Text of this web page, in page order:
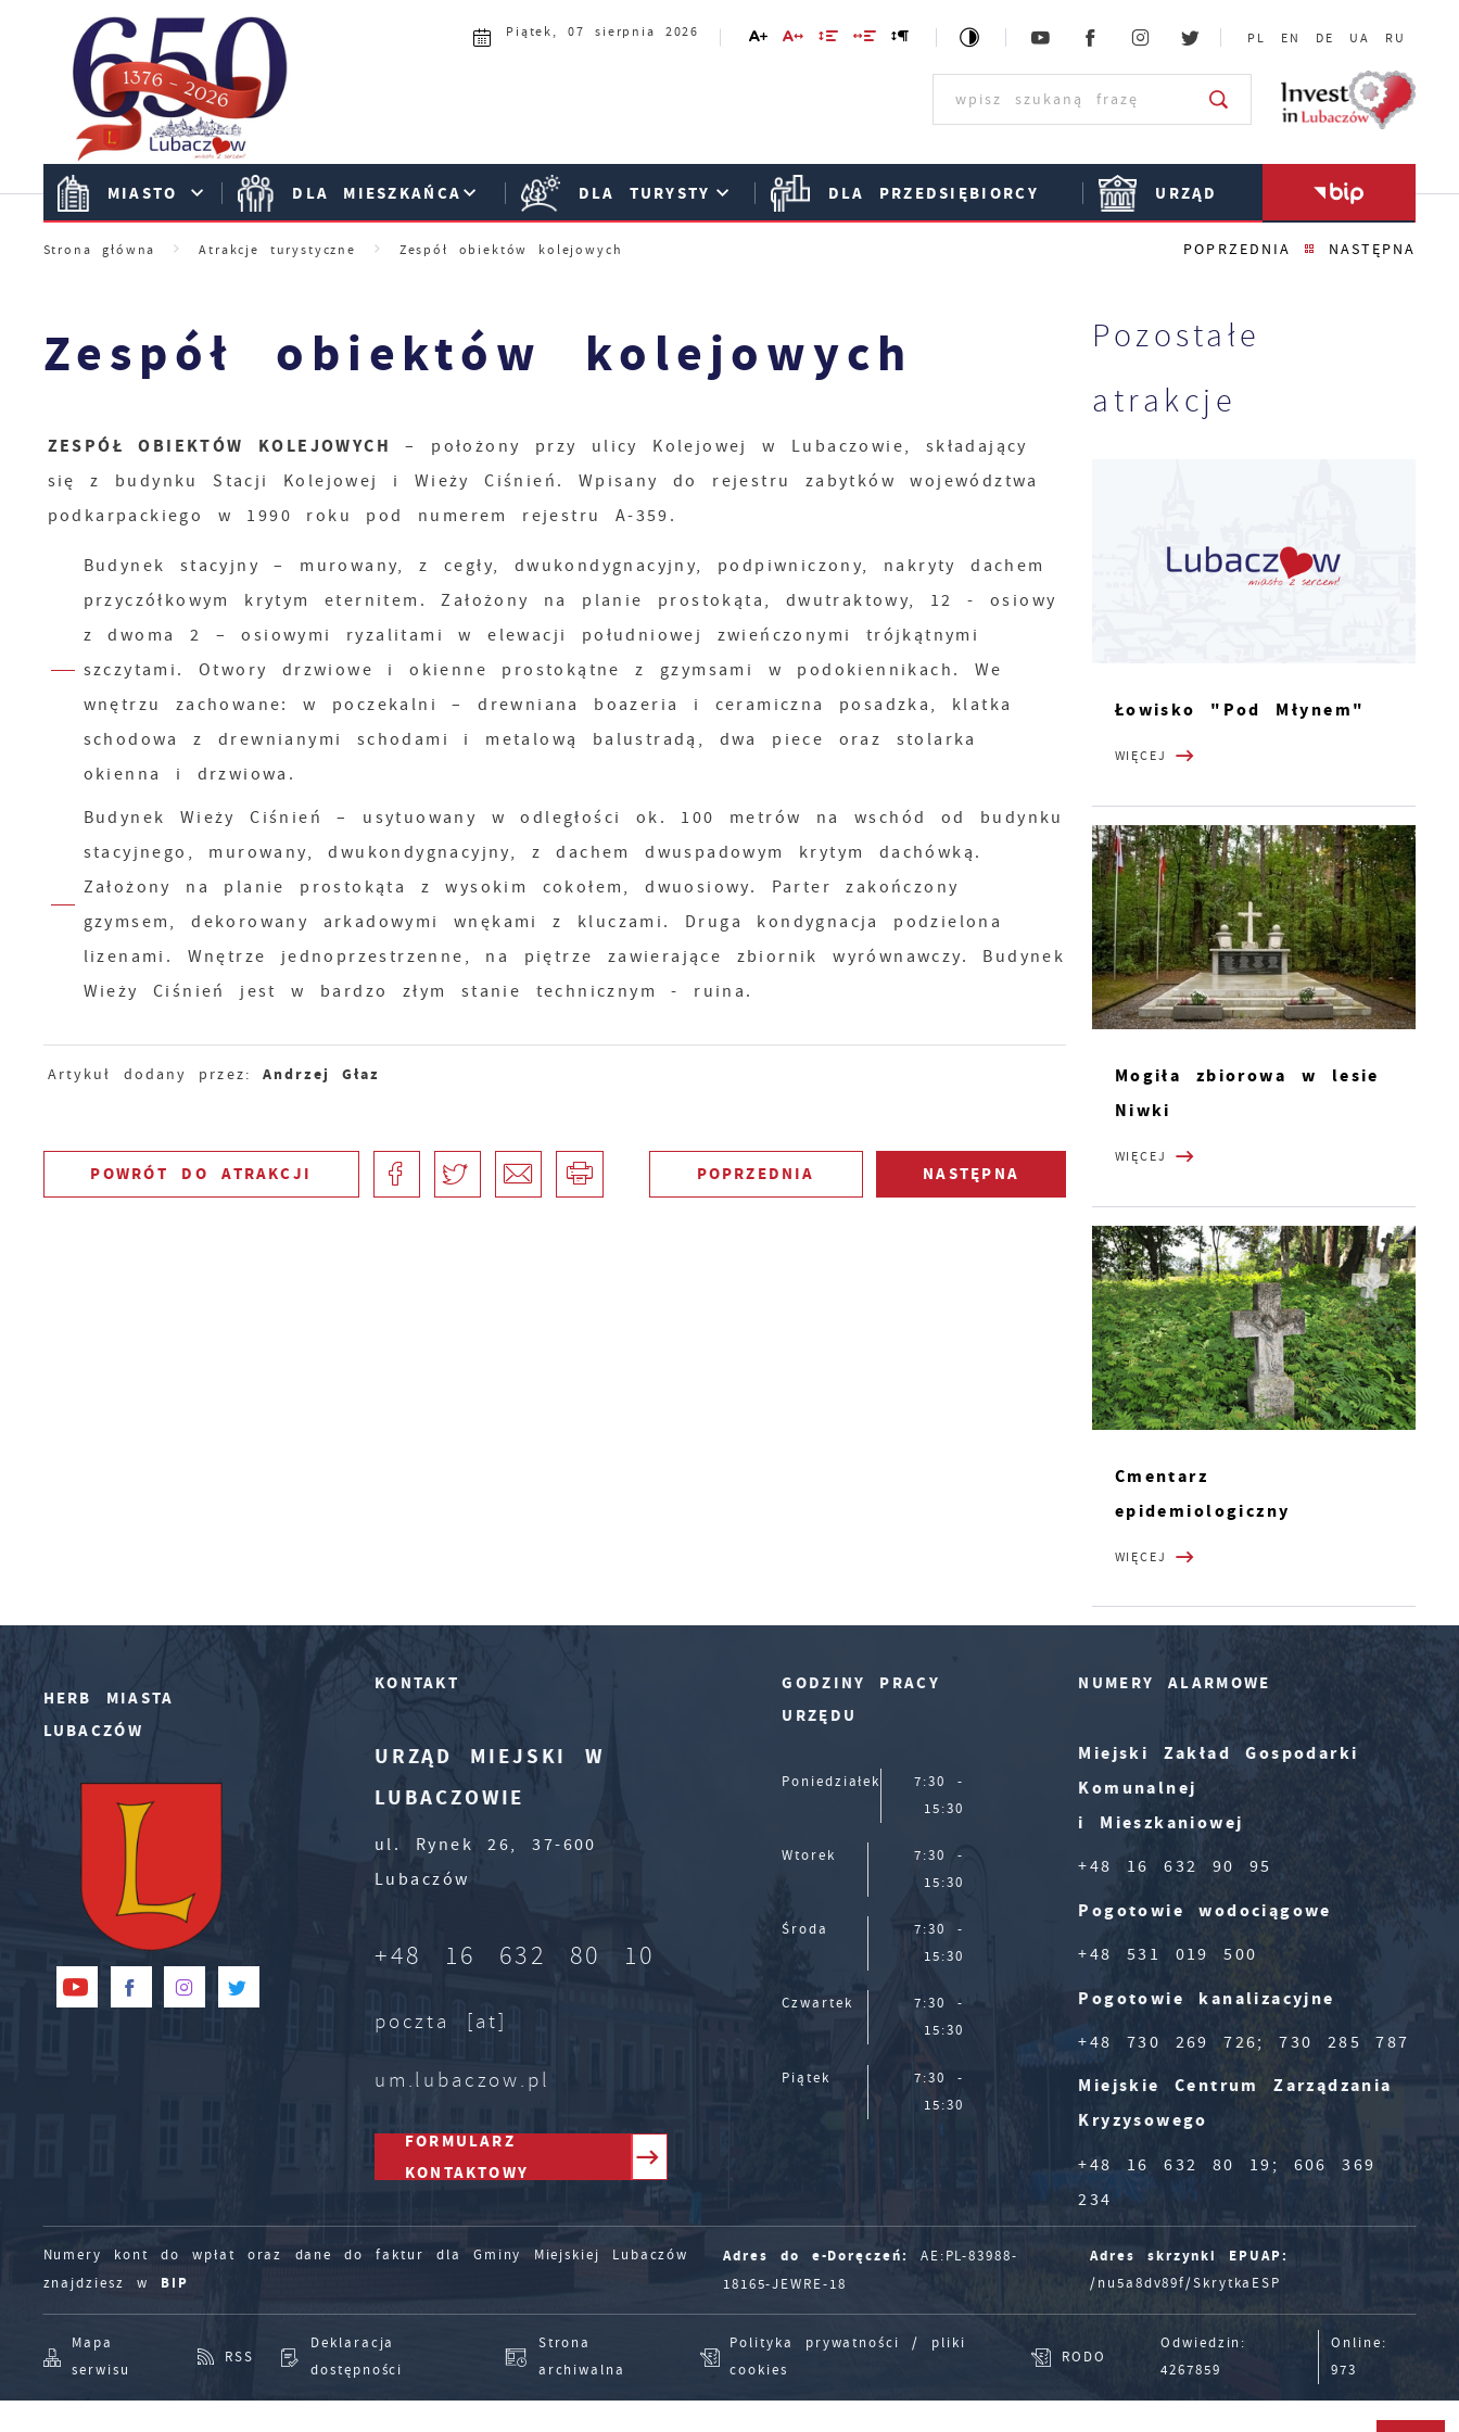
Przejdź do menu.
Przejdź do wyszukiwarki.
Przejdź do treści.
Przejdź do ustawień wielkości czcionki.
Włącz wersję kontrastową strony.
Piątek, 07 sierpnia 2026 PL EN DE UA RU
MIASTO DLA MIESZKAŃCA DLA TURYSTY DLA PRZEDSIĘBIORCY URZĄD
Strona główna Atrakcje turystyczne Zespół obiektów kolejowych POPRZEDNIA NASTĘPNA
Zespół obiektów kolejowych
ZESPÓŁ OBIEKTÓW KOLEJOWYCH
– położony przy ulicy Kolejowej w Lubaczowie, składający
się z budynku Stacji Kolejowej i Wieży Ciśnień. Wpisany do rejestru zabytków województwa
podkarpackiego w 1990 roku pod numerem rejestru A-359.
Budynek stacyjny – murowany, z cegły, dwukondygnacyjny, podpiwniczony, nakryty dachem
przyczółkowym krytym eternitem. Założony na planie prostokąta, dwutraktowy, 12 - osiowy
z dwoma 2 – osiowymi ryzalitami w elewacji południowej zwieńczonymi trójkątnymi
szczytami. Otwory drzwiowe i okienne prostokątne z gzymsami w podokiennikach. We
wnętrzu zachowane: w poczekalni – drewniana boazeria i ceramiczna posadzka, klatka
schodowa z drewnianymi schodami i metalową balustradą, dwa piece oraz stolarka
okienna i drzwiowa.
Budynek Wieży Ciśnień – usytuowany w odległości ok. 100 metrów na wschód od budynku
stacyjnego, murowany, dwukondygnacyjny, z dachem dwuspadowym krytym dachówką.
Założony na planie prostokąta z wysokim cokołem, dwuosiowy. Parter zakończony
gzymsem, dekorowany arkadowymi wnękami z kluczami. Druga kondygnacja podzielona
lizenami. Wnętrze jednoprzestrzenne, na piętrze zawierające zbiornik wyrównawczy. Budynek
Wieży Ciśnień jest w bardzo złym stanie technicznym - ruina.
Artykuł dodany przez:Andrzej Głaz
POWRÓT DO ATRAKCJI POPRZEDNIA NASTĘPNA
Pozostałe
atrakcje
Łowisko "Pod Młynem"
WIĘCEJ
Mogiła zbiorowa w lesie
Niwki
WIĘCEJ
Cmentarz
epidemiologiczny
WIĘCEJ
HERB MIASTA
LUBACZÓW
KONTAKT
URZĄD MIEJSKI W
LUBACZOWIE
ul. Rynek 26, 37-600
Lubaczów
+48 16 632 80 10
poczta [at]
um.lubaczow.pl
FORMULARZ
KONTAKTOWY
GODZINY PRACY
URZĘDU
Poniedziałek
7:30 -
15:30
Wtorek
7:30 -
15:30
Środa
7:30 -
15:30
Czwartek
7:30 -
15:30
Piątek
7:30 -
15:30
NUMERY ALARMOWE
Miejski Zakład Gospodarki
Komunalnej
i Mieszkaniowej
+48 16 632 90 95
Pogotowie wodociągowe
+48 531 019 500
Pogotowie kanalizacyjne
+48 730 269 726; 730 285 787
Miejskie Centrum Zarządzania
Kryzysowego
+48 16 632 80 19; 606 369
234
Numery kont do wpłat oraz dane do faktur dla Gminy Miejskiej Lubaczów
znajdziesz w BIP
Adres do e-Doręczeń:
AE:PL-83988-
18165-JEWRE-18
Adres skrzynki EPUAP:
/nu5a8dv89f/SkrytkaESP
Mapa
serwisu
RSS
Deklaracja
dostępności
Strona
archiwalna
Polityka prywatności / pliki
cookies
RODO
Odwiedzin:
4267859
Online:
973